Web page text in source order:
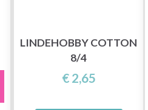
LINDEHOBBY COTTON
8/4
€ 2,65